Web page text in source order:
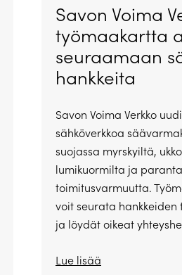
Savon Voima
työmaakartta
seuraamaan
hankkeita
Savon Voima Verkko
sähköverkkoa
suojassa myrskyiltä,
lumikuormilta ja
toimitusvarmuutta.
voit seurata hankkeiden
ja löydät oikeat
Lue lisää